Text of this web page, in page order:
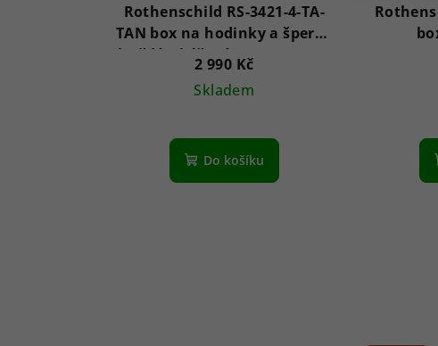
Rothenschild RS-3421-4-TA-
TAN box na hodinky a šperky
hnědý s béžovým sametem +
šuplík
2 990 Kč
Skladem
Do košíku